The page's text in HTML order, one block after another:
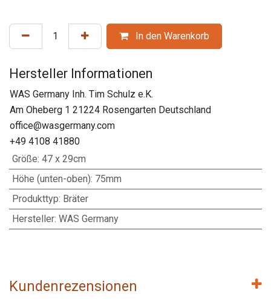
In den Warenkorb
Hersteller Informationen
WAS Germany Inh. Tim Schulz e.K.
Am Oheberg 1 21224 Rosengarten Deutschland
office@wasgermany.com
+49 4108 41880
Größe: 47 x 29cm
Höhe (unten-oben): 75mm
Produkttyp: Bräter
Hersteller: WAS Germany
Kundenrezensionen